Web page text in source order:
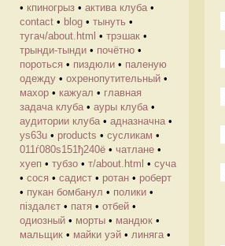
• кпиногрыз • актива клуба •
contact • blog • тынуть •
тугач/about.html • трэшак •
трынди-тынди • почётно •
пороться • пиздюли • паленую
одежду • охренопутительный •
махор • кажуал • главная
задача клуба • ауры клуба •
аудитории клуба • адназначна •
ys63u • products • cусликам •
011ѓ080ѕ151ђ240ё • чатлане •
хуеп • тубзо • т/about.html • суча
• сося • садист • ротан • роберт
• пукан бомбанул • полики •
піздалєт • патя • отбей •
одиозный • морты • мандюк •
мальщик • майки уэй • линяга •